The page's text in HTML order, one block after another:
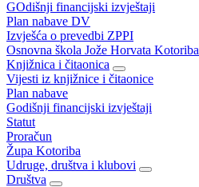
GOdišnji financijski izvještaji
Plan nabave DV
Izvješća o prevedbi ZPPI
Osnovna škola Jože Horvata Kotoriba
Knjižnica i čitaonica
Vijesti iz knjižnice i čitaonice
Plan nabave
Godišnji financijski izvještaji
Statut
Proračun
Župa Kotoriba
Udruge, društva i klubovi
Društva